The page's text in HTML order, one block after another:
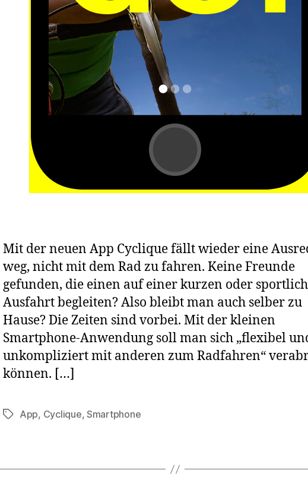
Mit der neuen App Cyclique fällt wieder eine
weg, nicht mit dem Rad zu fahren. Keine Freunde
gefunden, die einen auf einer kurzen oder
Ausfahrt begleiten? Also bleibt man auch selber zu
Hause? Die Zeiten sind vorbei. Mit der kleinen
Smartphone-Anwendung soll man sich „flexibel
unkompliziert mit anderen zum Radfahren“
können. […]
Schlagwörter
App, Cyclique, Smartphone